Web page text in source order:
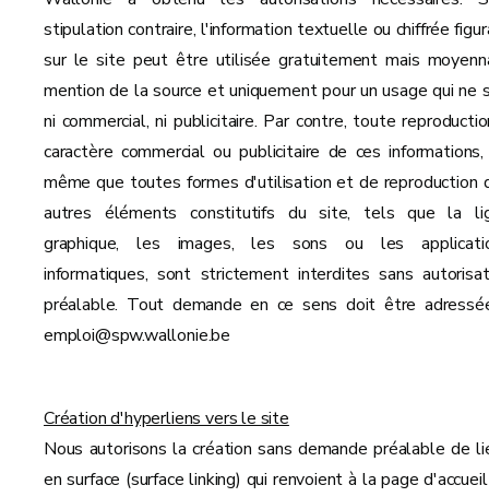
stipulation contraire, l'information textuelle ou chiffrée
sur le site peut être utilisée gratuitement mais
mention de la source et uniquement pour un usage qui ne
ni commercial, ni publicitaire. Par contre, toute
caractère commercial ou publicitaire de ces
même que toutes formes d'utilisation et de reproduction
autres éléments constitutifs du site, tels que la
graphique, les images, les sons ou les
informatiques, sont strictement interdites sans
préalable. Tout demande en ce sens doit être
emploi@spw.wallonie.be
Création d'hyperliens vers le site
Nous autorisons la création sans demande préalable de
en surface (surface linking) qui renvoient à la page